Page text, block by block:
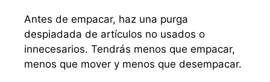
Antes de empacar, haz una purga
despiadada de artículos no usados o
innecesarios. Tendrás menos que empacar,
menos que mover y menos que desempacar.